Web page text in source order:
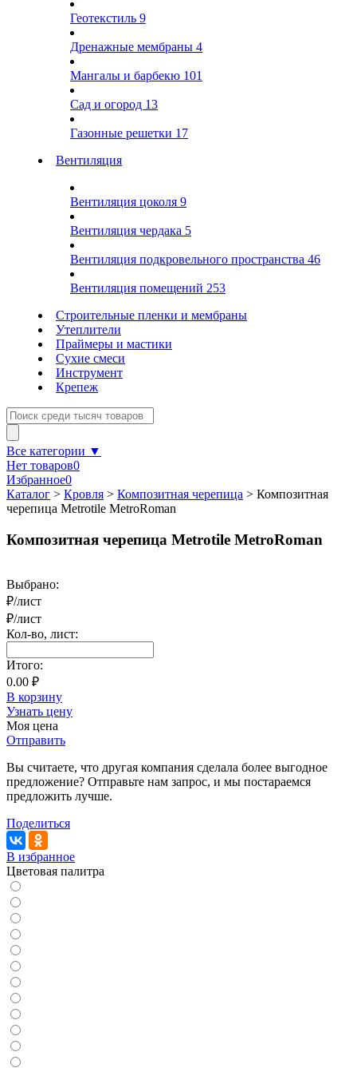
Геотекстиль 9
Дренажные мембраны 4
Мангалы и барбекю 101
Сад и огород 13
Газонные решетки 17
Вентиляция
Вентиляция цоколя 9
Вентиляция чердака 5
Вентиляция подкровельного пространства 46
Вентиляция помещений 253
Строительные пленки и мембраны
Утеплители
Праймеры и мастики
Сухие смеси
Инструмент
Крепеж
Все категории ▼
Нет товаров0
Избранное0
Каталог > Кровля > Композитная черепица > Композитная
черепица Metrotile MetroRoman
Композитная черепица Metrotile MetroRoman
Выбрано:
₽/лист
₽/лист
Кол-во, лист:
Итого:
0.00 ₽
В корзину
Узнать цену
Моя цена
Отправить
Вы считаете, что другая компания сделала более выгодное
предложение? Отправьте нам запрос, и мы постараемся
предложить лучше.
Поделиться
В избранное
Цветовая палитра